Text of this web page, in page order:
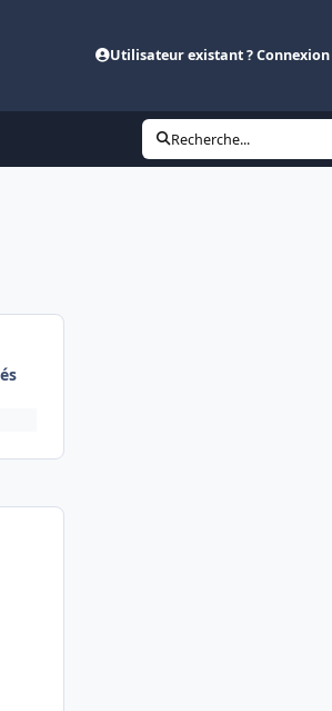
Utilisateur existant ? Connexion
Recherche...